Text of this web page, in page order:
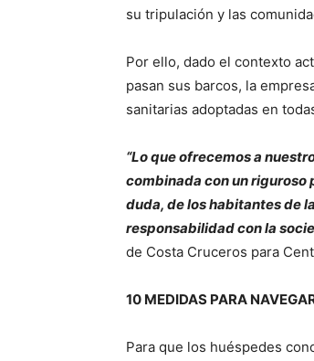
su tripulación y las
Por ello, dado el contexto
pasan sus barcos, la
sanitarias adoptadas en
“Lo que ofrecemos a
combinada con un riguroso
duda, de los habitantes de
responsabilidad con la
de Costa Cruceros para
10 MEDIDAS PARA
Para que los huéspedes